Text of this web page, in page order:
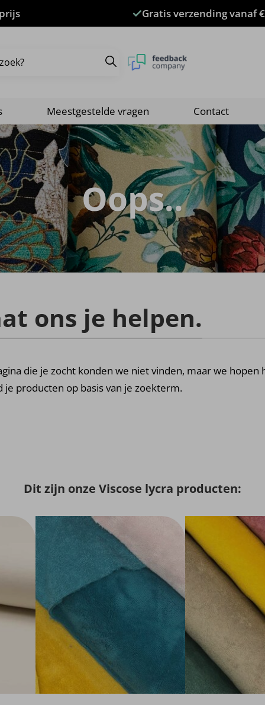
Gratis verzending vanaf
Meestgestelde vragen Contact
Oops..
ons je helpen.
die je zocht konden we niet vinden, maar we hopen
je producten op basis van je zoekterm.
Dit zijn onze Viscose lycra producten: